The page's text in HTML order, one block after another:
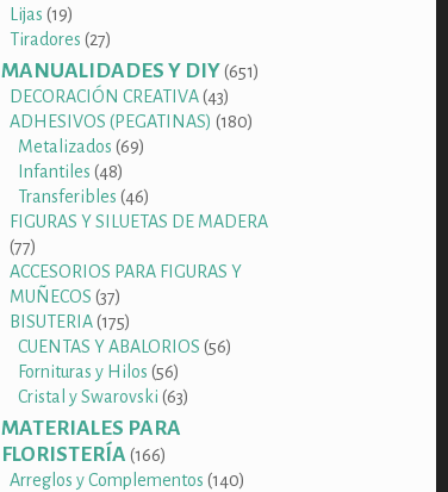
Lijas 1919
productos
Tiradores 2727
productos
MANUALIDADES Y DIY 651651
DECORACIÓN CREATIVA 4343
productos
ADHESIVOS (PEGATINAS) 180180
Metalizados 6969
Infantiles 4848
productos
Transferibles 4646
productos
FIGURAS Y SILUETAS DE MADERA
7777
productos
ACCESORIOS PARA FIGURAS Y
MUÑECOS 3737
productos
BISUTERIA 175175
productos
CUENTAS Y ABALORIOS 5656
Fornituras y Hilos 5656
productos
Cristal y Swarovski 6363
MATERIALES PARA
FLORISTERÍA 166166
productos
Arreglos y Complementos 140140